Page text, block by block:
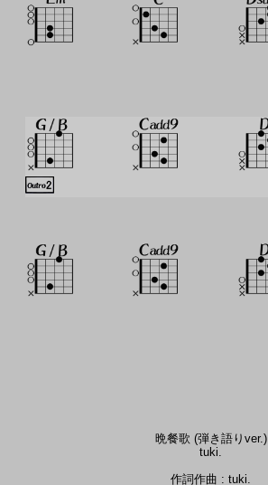
晩餐歌 (弾き語りver.)
tuki.
作詞作曲 : tuki.